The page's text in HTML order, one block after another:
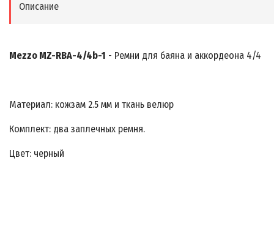
Описание
Mezzo MZ-RBA-4/4b-1 - Ремни для баяна и аккордеона 4/4
Материал: кожзам 2.5 мм и ткань велюр
Комплект: два заплечных ремня.
Цвет: черный